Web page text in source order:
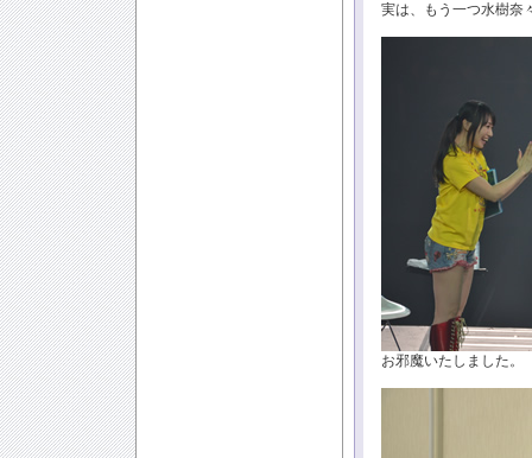
実は、もう一つ水樹奈
お邪魔いたしました。